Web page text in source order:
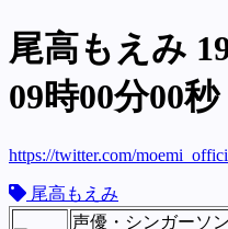
尾高もえみ
09時00分00秒
https://twitter.com/
尾高もえみ
声優・シンガーソ